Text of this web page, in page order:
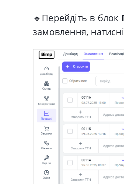
🔹 Перейдіть в блок
замовлення,